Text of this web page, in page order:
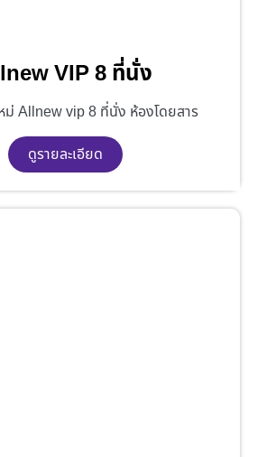
VIP 8 ที่นั่ง
ม่ Allnew vip 8 ที่นั่ง ห้องโดยสาร
ดูรายละเอียด